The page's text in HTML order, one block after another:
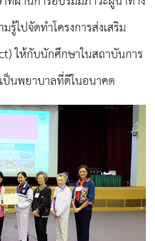
รู้ไปจัดทำโครงการส่งเสริม
ให้กับนักศึกษาในสถาบันการ
ป็นพยาบาลที่ดีในอนาคต